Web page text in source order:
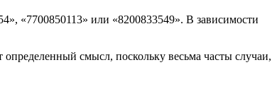
«7700850113» или «8200833549». В зависимости
смысл, поскольку весьма часты случаи,